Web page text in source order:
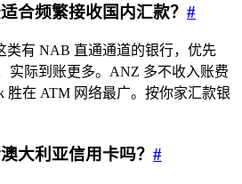
合频繁接收国内汇款？ #
类有 NAB 直通通道的银行，优先
实际到账更多。ANZ 多不收入账费
胜在 ATM 网络最广。按你家汇款银
大利亚信用卡吗？ #